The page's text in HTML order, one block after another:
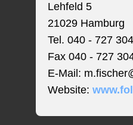
Lehfeld 5
21029 Hamburg
Tel. 040 - 727
Fax 040 - 727
E-Mail:
Website: